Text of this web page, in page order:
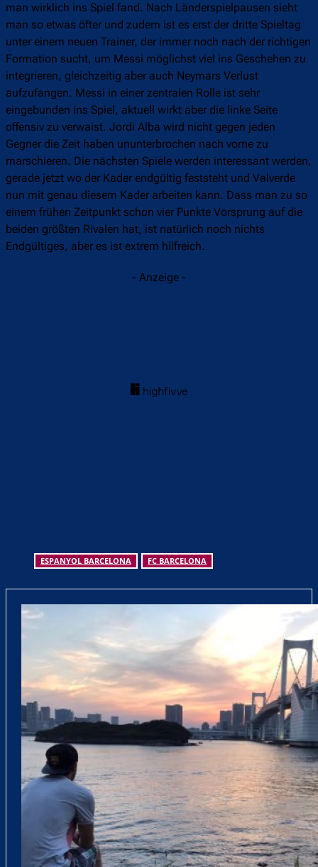
man wirklich ins Spiel fand. Nach Länderspielpausen sieht
man so etwas öfter und zudem ist es erst der dritte Spieltag
unter einem neuen Trainer, der immer noch nach der richtigen
Formation sucht, um Messi möglichst viel ins Geschehen zu
integrieren, gleichzeitig aber auch Neymars Verlust
aufzufangen. Messi in einer zentralen Rolle ist sehr
eingebunden ins Spiel, aktuell wirkt aber die linke Seite
offensiv zu verwaist. Jordi Alba wird nicht gegen jeden
Gegner die Zeit haben ununterbrochen nach vorne zu
marschieren. Die nächsten Spiele werden interessant werden,
gerade jetzt wo der Kader endgültig feststeht und Valverde
nun mit genau diesem Kader arbeiten kann. Dass man zu so
einem frühen Zeitpunkt schon vier Punkte Vorsprung auf die
beiden größten Rivalen hat, ist natürlich noch nichts
Endgültiges, aber es ist extrem hilfreich.
- Anzeige -
ESPANYOL BARCELONA FC BARCELONA